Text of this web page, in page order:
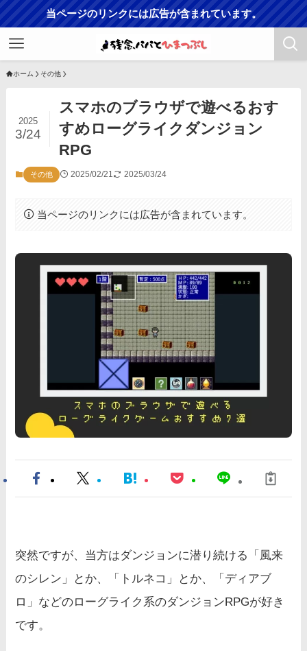
当ページのリンクには広告が含まれています。
ホーム その他
スマホのブラウザで遊べるおす
すめローグライクダンジョン
RPG
2025
3/24
その他 2025/02/21 2025/03/24
当ページのリンクには広告が含まれています。
突然ですが、当方はダンジョンに潜り続ける「風来
のシレン」とか、「トルネコ」とか、「ディアブ
ロ」などのローグライク系のダンジョンRPGが好き
です。